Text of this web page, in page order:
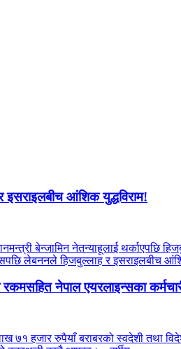
इसराइलबीच आंशिक युद्धविराम!
बेन्जामिन नेतन्याहूलाई
लेबननले हिजबुल्लाह र इसराइलबीच
नेपाल एयरलाइन्सका
७१ हजार रुपैयाँ बराबरको स्वदेशी तथा